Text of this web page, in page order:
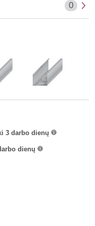
0
3 darbo dienų
dienų